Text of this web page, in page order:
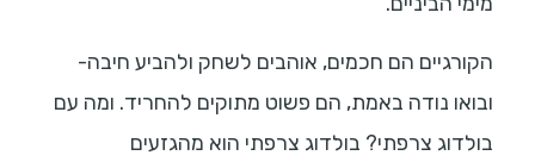
הקורגיים הם חכמים, אוהבים לשחק ולהביע חיבה-
ובואו נודה באמת, הם פשוט מתוקים להחריד. ומה עם
בולדוג צרפתי? בולדוג צרפתי הוא מהגזעים